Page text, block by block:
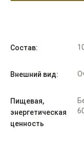
Состав:
Внешний вид:
Пищевая,
энергетическая
ценность